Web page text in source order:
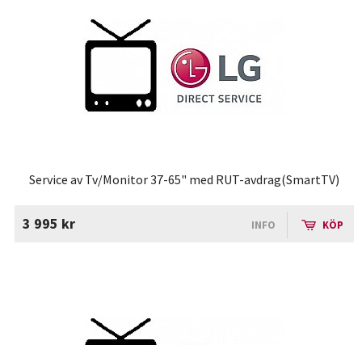
Service av Tv/Monitor 37-65" med RUT-avdrag(SmartTV)
3 995 kr INFO KÖP